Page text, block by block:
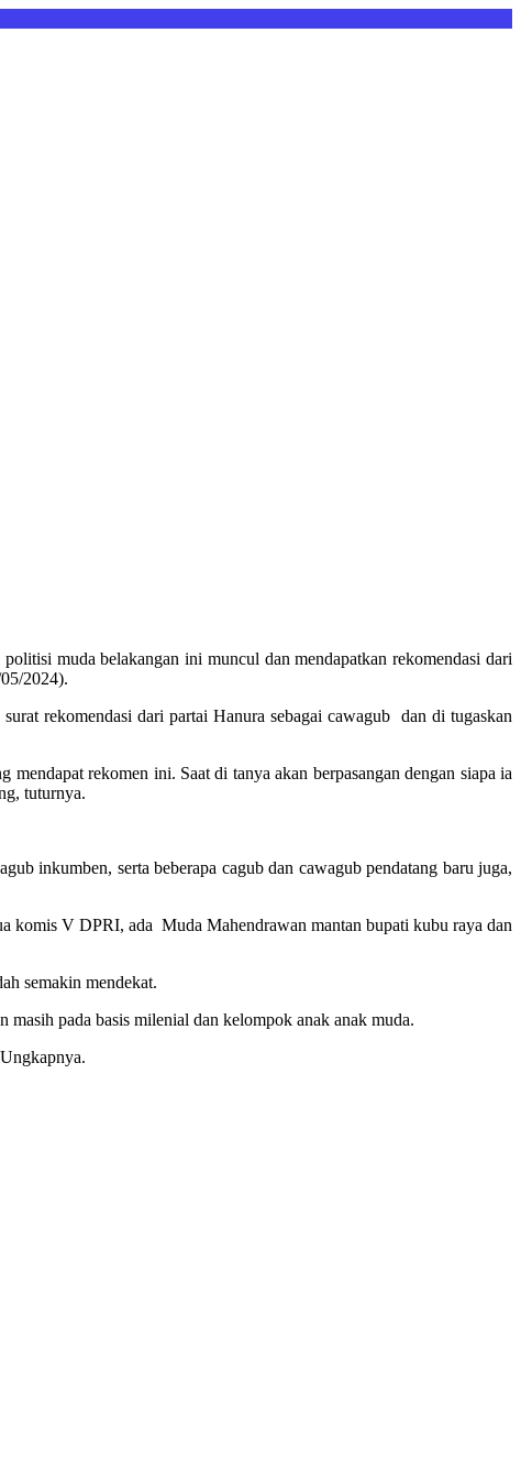
muda belakangan ini muncul dan mendapatkan rekomendasi dari
2024).
rekomendasi dari partai Hanura sebagai cawagub dan di tugaskan
rekomen ini. Saat di tanya akan berpasangan dengan siapa ia
tuturnya.
inkumben, serta beberapa cagub dan cawagub pendatang baru juga,
komis V DPRI, ada Muda Mahendrawan mantan bupati kubu raya dan
semakin mendekat.
pada basis milenial dan kelompok anak anak muda.